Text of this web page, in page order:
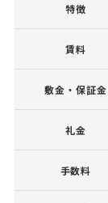
特徴
賃料
敷金・保証金
礼金
手数料